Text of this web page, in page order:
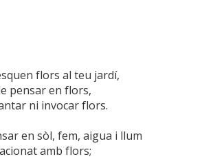
flors al teu jardí,
pensar en flors,
ni invocar flors.
en sòl, fem, aigua i llum
amb flors;